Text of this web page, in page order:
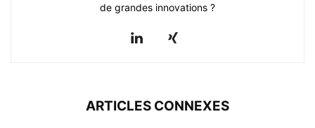
de grandes innovations ?
ARTICLES CONNEXES